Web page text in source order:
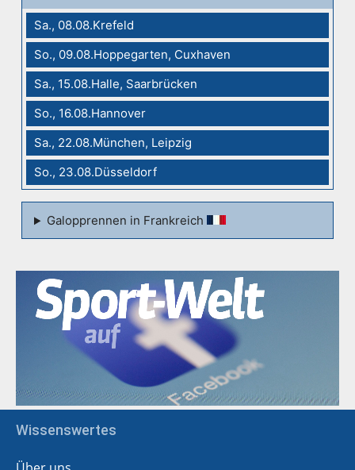
Sa., 08.08.Krefeld
So., 09.08.Hoppegarten, Cuxhaven
Sa., 15.08.Halle, Saarbrücken
So., 16.08.Hannover
Sa., 22.08.München, Leipzig
So., 23.08.Düsseldorf
Galopprennen in Frankreich
Wissenswertes